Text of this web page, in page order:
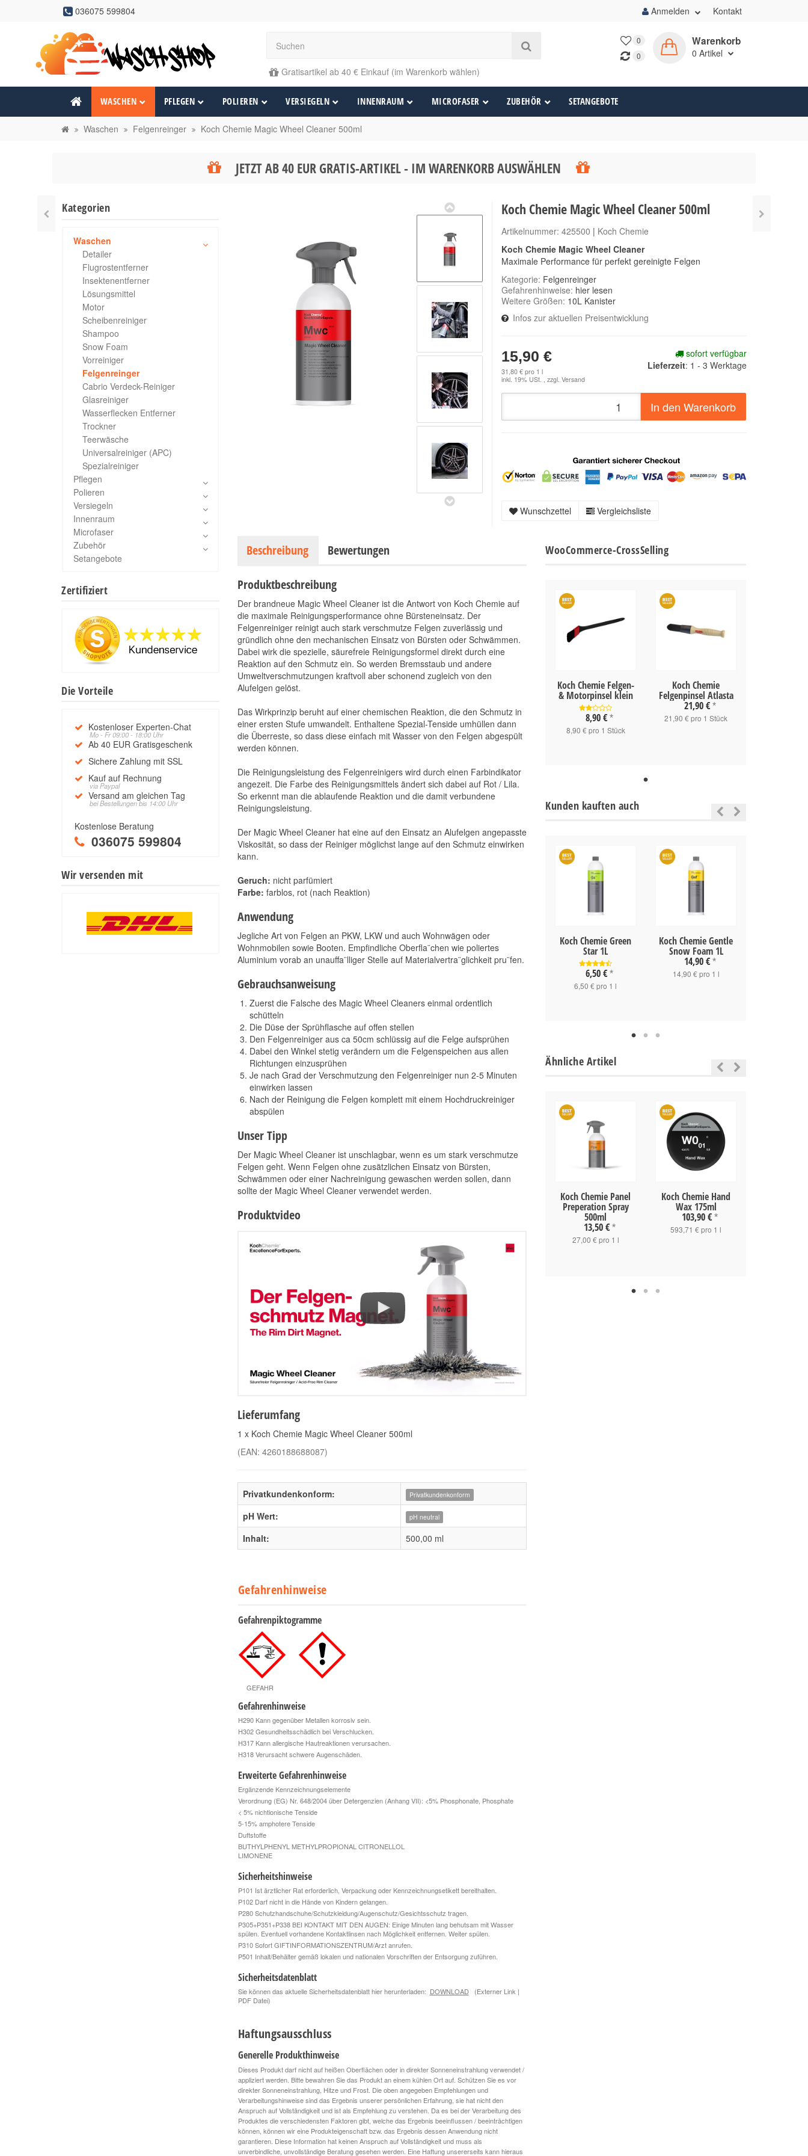
036075 599804 Anmelden Kontakt
Gratisartikel ab 40 € Einkauf (im Warenkorb wählen)
0
0
Warenkorb
0 Artikel
WASCHEN PFLEGEN POLIEREN VERSIEGELN INNENRAUM MICROFASER ZUBEHÖR SETANGEBOTE
Waschen Felgenreinger Koch Chemie Magic Wheel Cleaner 500ml
JETZT AB 40 EUR GRATIS-ARTIKEL - IM WARENKORB AUSWÄHLEN
Koch Chemie Magic Wheel Cleaner 500ml
Artikelnummer:425500 | Koch Chemie
Koch Chemie Magic Wheel Cleaner
Maximale Performance für perfekt gereinigte Felgen
Kategorie: Felgenreinger
Gefahrenhinweise: hier lesen
Weitere Größen: 10L Kanister
Infos zur aktuellen Preisentwicklung
15,90 €
31,80 € pro 1 l
inkl. 19% USt. , zzgl.Versand
sofort verfügbar
Lieferzeit: 1 - 3 Werktage
In den Warenkorb
Wunschzettel Vergleichsliste
Beschreibung Bewertungen
Produktbeschreibung
Der brandneue Magic Wheel Cleaner ist die Antwort von Koch Chemie auf
die maximale Reinigungsperformance ohne Bürsteneinsatz. Der
Felgenreiniger reinigt auch stark verschmutze Felgen zuverlässig und
gründlich ohne den mechanischen Einsatz von Bürsten oder Schwämmen.
Dabei wirk die spezielle, säurefreie Reinigungsformel direkt durch eine
Reaktion auf den Schmutz ein. So werden Bremsstaub und andere
Umweltverschmutzungen kraftvoll aber schonend zugleich von den
Alufelgen gelöst.
Das Wirkprinzip beruht auf einer chemischen Reaktion, die den Schmutz in
einer ersten Stufe umwandelt. Enthaltene Spezial-Tenside umhüllen dann
die Überreste, so dass diese einfach mit Wasser von den Felgen abgespült
werden können.
Die Reinigungsleistung des Felgenreinigers wird durch einen Farbindikator
angezeit. Die Farbe des Reinigungsmittels ändert sich dabei auf Rot / Lila.
So erkennt man die ablaufende Reaktion und die damit verbundene
Reinigungsleistung.
Der Magic Wheel Cleaner hat eine auf den Einsatz an Alufelgen angepasste
Viskosität, so dass der Reiniger möglichst lange auf den Schmutz einwirken
kann.
Geruch: nicht parfümiert
Farbe: farblos, rot (nach Reaktion)
Anwendung
Jegliche Art von Felgen an PKW, LKW und auch Wohnwägen oder
Wohnmobilen sowie Booten. Empfindliche Oberfla¨chen wie poliertes
Aluminium vorab an unauffa¨lliger Stelle auf Materialvertra¨glichkeit pru¨fen.
Gebrauchsanweisung
Zuerst die Falsche des Magic Wheel Cleaners einmal ordentlich
schütteln
Die Düse der Sprühflasche auf offen stellen
Den Felgenreiniger aus ca 50cm schlüssig auf die Felge aufsprühen
Dabei den Winkel stetig verändern um die Felgenspeichen aus allen
Richtungen einzusprühen
Je nach Grad der Verschmutzung den Felgenreiniger nun 2-5 Minuten
einwirken lassen
Nach der Reinigung die Felgen komplett mit einem Hochdruckreiniger
abspülen
Unser Tipp
Der Magic Wheel Cleaner ist unschlagbar, wenn es um stark verschmutze
Felgen geht. Wenn Felgen ohne zusätzlichen Einsatz von Bürsten,
Schwämmen oder einer Nachreinigung gewaschen werden sollen, dann
sollte der Magic Wheel Cleaner verwendet werden.
Produktvideo
Lieferumfang
1 x Koch Chemie Magic Wheel Cleaner 500ml
(EAN: 4260188688087)
Privatkundenkonform: Privatkundenkonform
pH Wert: pH neutral
Inhalt: 500,00 ml
Gefahrenhinweise
Gefahrenpiktogramme
GEFAHR
Gefahrenhinweise
H290 Kann gegenüber Metallen korrosiv sein.
H302 Gesundheitsschädlich bei Verschlucken.
H317 Kann allergische Hautreaktionen verursachen.
H318 Verursacht schwere Augenschäden.
Erweiterte Gefahrenhinweise
Ergänzende Kennzeichnungselemente
Verordnung (EG) Nr. 648/2004 über Detergenzien (Anhang VII): <5% Phosphonate, Phosphate
< 5% nichtionische Tenside
5-15% amphotere Tenside
Duftstoffe
BUTHYLPHENYL METHYLPROPIONAL CITRONELLOL
LIMONENE
Sicherheitshinweise
P101 Ist ärztlicher Rat erforderlich, Verpackung oder Kennzeichnungsetikett bereithalten.
P102 Darf nicht in die Hände von Kindern gelangen.
P280 Schutzhandschuhe/Schutzkleidung/Augenschutz/Gesichtsschutz tragen.
P305+P351+P338 BEI KONTAKT MIT DEN AUGEN: Einige Minuten lang behutsam mit Wasser
spülen. Eventuell vorhandene Kontaktlinsen nach Möglichkeit entfernen. Weiter spülen.
P310 Sofort GIFTINFORMATIONSZENTRUM/Arzt anrufen.
P501 Inhalt/Behälter gemäß lokalen und nationalen Vorschriften der Entsorgung zuführen.
Sicherheitsdatenblatt
Sie können das aktuelle Sicherheitsdatenblatt hier herunterladen: DOWNLOAD
(Externer Link |
PDF Datei)
Haftungsausschluss
Generelle Produkthinweise
Dieses Produkt darf nicht auf heißen Oberflächen oder in direkter Sonneneinstrahlung verwendet /
appliziert werden. Bitte bewahren Sie das Produkt an einem kühlen Ort auf. Schützen Sie es vor
direkter Sonneneinstrahlung, Hitze und Frost. Die oben angegeben Empfehlungen und
Verarbeitungshinweise sind das Ergebnis unserer persönlichen Erfahrung, sie hat nicht den
Anspruch auf Vollständigkeit und ist als Empfehlung zu verstehen. Da es bei der Verarbeitung des
Produktes die verschiedensten Faktoren gibt, welche das Ergebnis beeinflussen / beeinträchtigen
können, können wir eine Produkteigenschaft bzw. das Ergebnis dessen Anwendung nicht
garantieren. Diese Information hat keinen Anspruch auf Vollständigkeit und muss als
unverbindliche, unvollständige Beratung gesehen werden. Eine Haftung unsererseits kann hieraus
WooCommerce-CrossSelling
Koch Chemie Felgen-
& Motorpinsel klein
8,90 € *
8,90 € pro 1 Stück
Koch Chemie
Felgenpinsel Atlasta
21,90 € *
21,90 € pro 1 Stück
Kunden kauften auch
Koch Chemie Reactive
Rust Remover 500ml
Koch Chemie Insect &
Dirt Remover 750ml
Koch Chemie Green
Star 1L
6,50 € *
6,50 € pro 1 l
Koch Chemie Gentle
Snow Foam 1L
14,90 € *
14,90 € pro 1 l
Ähnliche Artikel
Koch Chemie
61,20 € pro 1 l
Koch Chemie Panel
Preperation Spray
500ml
13,50 € *
27,00 € pro 1 l
Koch Chemie Hand
Wax 175ml
103,90 € *
593,71 € pro 1 l
Kategorien
Waschen
Detailer
Flugrostentferner
Insektenentferner
Lösungsmittel
Motor
Scheibenreiniger
Shampoo
Snow Foam
Vorreiniger
Felgenreinger
Cabrio Verdeck-Reiniger
Glasreiniger
Wasserflecken Entferner
Trockner
Teerwäsche
Universalreiniger (APC)
Spezialreiniger
Pflegen
Polieren
Versiegeln
Innenraum
Microfaser
Zubehör
Setangebote
Zertifiziert
Die Vorteile
Kostenloser Experten-Chat
Mo - Fr 09:00 - 18:00 Uhr
Ab 40 EUR Gratisgeschenk
Sichere Zahlung mit SSL
Kauf auf Rechnung
via Paypal
Versand am gleichen Tag
bei Bestellungen bis 14:00 Uhr
Kostenlose Beratung
036075 599804
Wir versenden mit